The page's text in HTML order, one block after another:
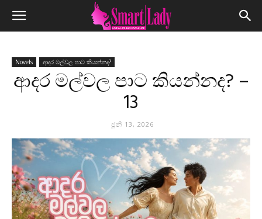
Novels ආදර මල්වල පාට කියන්නද?
ආදර මල්වල පාට කියන්නද? –
13
ජූනි 13, 2026